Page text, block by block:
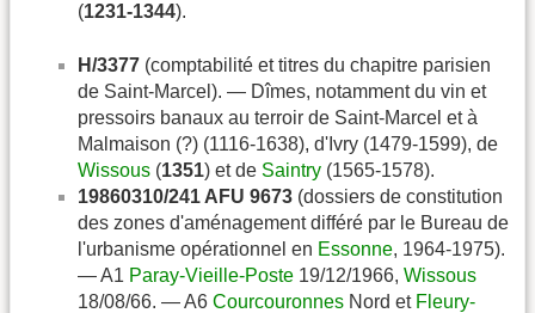
(1231-1344).
H/3377 (comptabilité et titres du chapitre parisien
de Saint-Marcel). — Dîmes, notamment du vin et
pressoirs banaux au terroir de Saint-Marcel et à
Malmaison (?) (1116-1638), d'Ivry (1479-1599), de
Wissous (1351) et de Saintry (1565-1578).
19860310/241 AFU 9673 (dossiers de constitution
des zones d'aménagement différé par le Bureau de
l'urbanisme opérationnel en Essonne, 1964-1975).
— A1 Paray-Vieille-Poste 19/12/1966, Wissous
18/08/66. — A6 Courcouronnes Nord et Fleury-